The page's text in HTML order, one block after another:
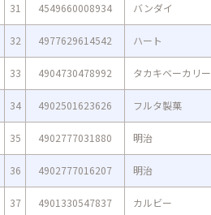
31 4549660008934 バンダイ
32 4977629614542 ハート
33 4904730478992 タカキベーカリー
34 4902501623626 フルタ製菓
35 4902777031880 明治
36 4902777016207 明治
37 4901330547837 カルビー